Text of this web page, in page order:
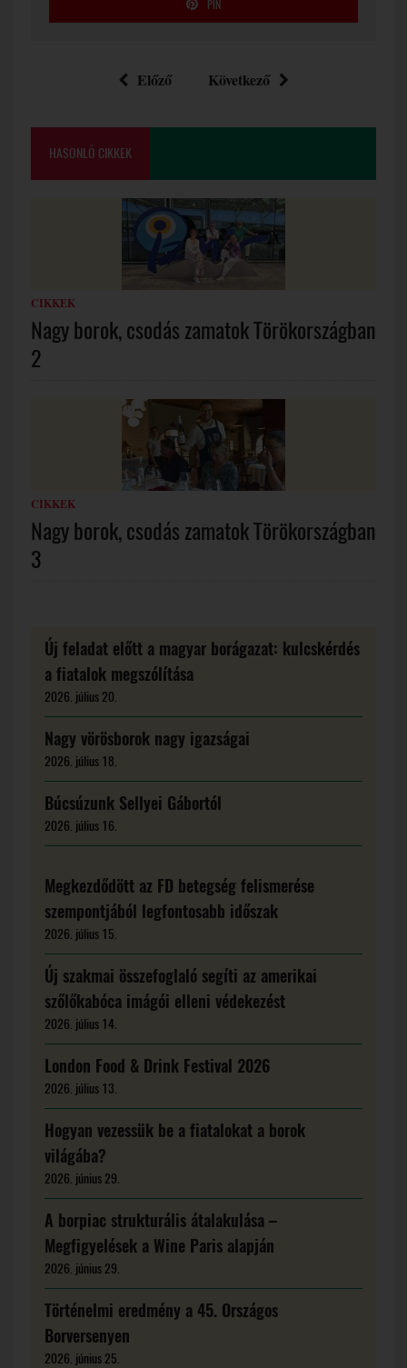
PIN
Előző Következő
HASONLÓ CIKKEK
CIKKEK
Nagy borok, csodás zamatok Törökországban
2
CIKKEK
Nagy borok, csodás zamatok Törökországban
3
Új feladat előtt a magyar borágazat: kulcskérdés
a fiatalok megszólítása
2026. július 20.
Nagy vörösborok nagy igazságai
2026. július 18.
Búcsúzunk Sellyei Gábortól
2026. július 16.
Megkezdődött az FD betegség felismerése
szempontjából legfontosabb időszak
2026. július 15.
Új szakmai összefoglaló segíti az amerikai
szőlőkabóca imágói elleni védekezést
2026. július 14.
London Food & Drink Festival 2026
2026. július 13.
Hogyan vezessük be a fiatalokat a borok
világába?
2026. június 29.
A borpiac strukturális átalakulása –
Megfigyelések a Wine Paris alapján
2026. június 29.
Történelmi eredmény a 45. Országos
Borversenyen
2026. június 25.